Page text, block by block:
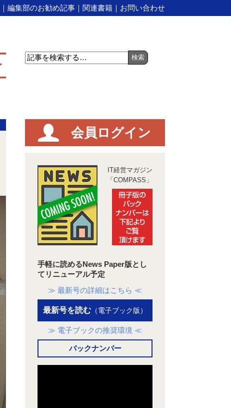
｜ 編集部のお勧め記事 ｜ 関連書籍 ｜ お問い合わせ
会員ログイン
IT経営マガジン
「COMPASS」
手軽に読めるNews Paper版とし
てリニューアル予定
≫ 最新号の詳細はこちら ≪
最新号を読む （電子ブック版）
≫ 電子ブックの推奨環境 ≪
バックナンバー